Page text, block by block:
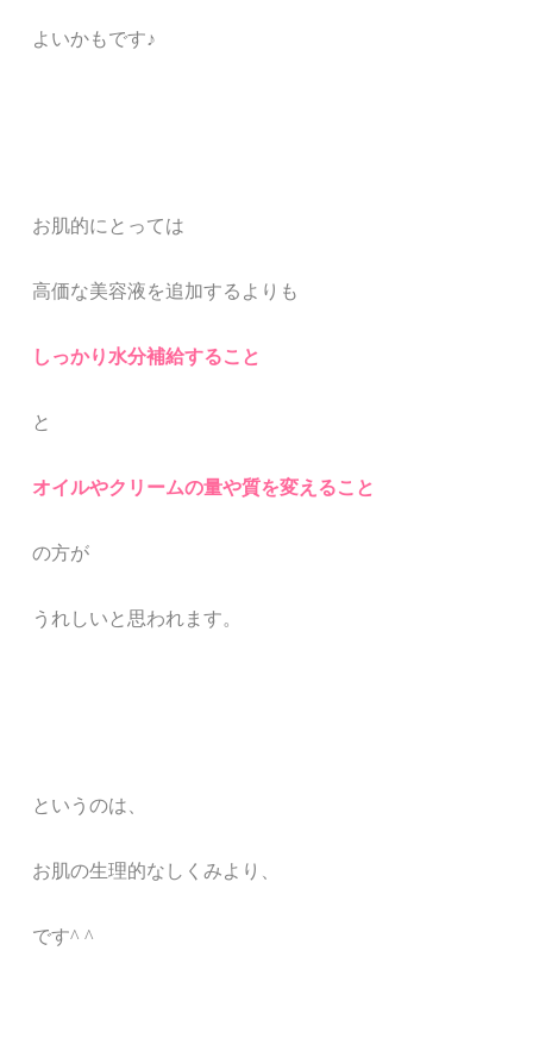
よいかもです♪
お肌的にとっては
高価な美容液を追加するよりも
しっかり水分補給すること
と
オイルやクリームの量や質を変えること
の方が
うれしいと思われます。
というのは、
お肌の生理的なしくみより、
です^ ^